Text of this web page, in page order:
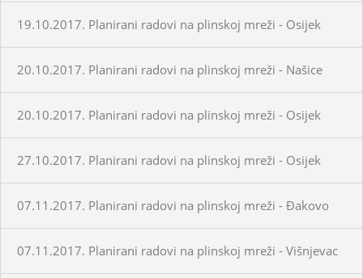
19.10.2017. Planirani radovi na plinskoj mreži - Osijek
20.10.2017. Planirani radovi na plinskoj mreži - Našice
20.10.2017. Planirani radovi na plinskoj mreži - Osijek
27.10.2017. Planirani radovi na plinskoj mreži - Osijek
07.11.2017. Planirani radovi na plinskoj mreži - Đakovo
07.11.2017. Planirani radovi na plinskoj mreži - Višnjevac